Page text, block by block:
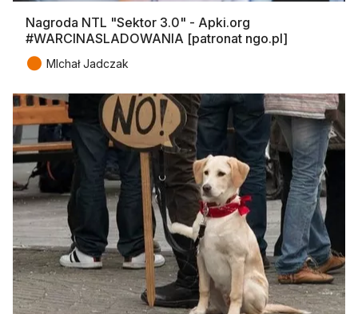
Nagroda NTL "Sektor 3.0" - Apki.org
#WARCINASLADOWANIA [patronat ngo.pl]
● MIchał Jadczak